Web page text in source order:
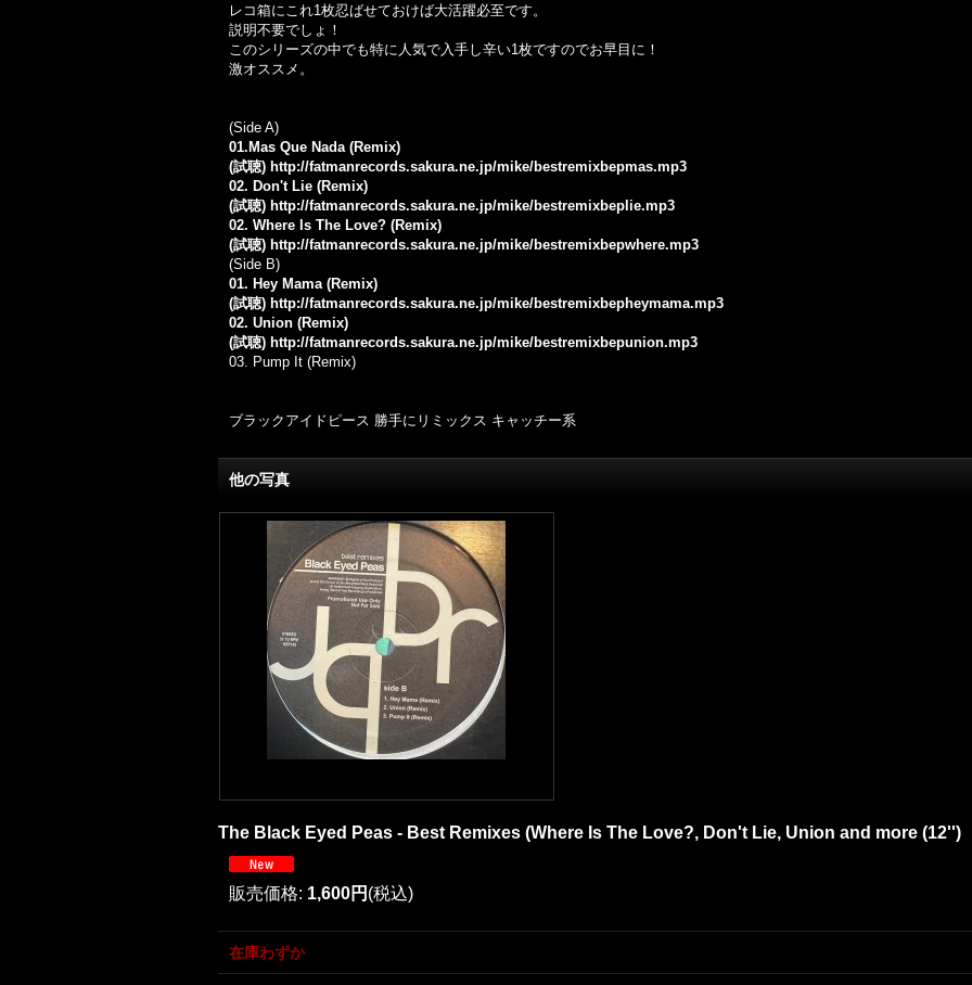
レコ箱にこれ1枚忍ばせておけば大活躍必至です。
説明不要でしょ！
このシリーズの中でも特に人気で入手し辛い1枚ですのでお早目に！
激オススメ。
(Side A)
01.Mas Que Nada (Remix)
(試聴) http://fatmanrecords.sakura.ne.jp/mike/bestremixbepmas.mp3
02. Don't Lie (Remix)
(試聴) http://fatmanrecords.sakura.ne.jp/mike/bestremixbeplie.mp3
02. Where Is The Love? (Remix)
(試聴) http://fatmanrecords.sakura.ne.jp/mike/bestremixbepwhere.mp3
(Side B)
01. Hey Mama (Remix)
(試聴) http://fatmanrecords.sakura.ne.jp/mike/bestremixbepheymama.mp3
02. Union (Remix)
(試聴) http://fatmanrecords.sakura.ne.jp/mike/bestremixbepunion.mp3
03. Pump It (Remix)
ブラックアイドピース 勝手にリミックス キャッチー系
他の写真
The Black Eyed Peas - Best Remixes (Where Is The Love?, Don't Lie, Union and more (12'')
販売価格: 1,600円 (税込)
在庫わずか